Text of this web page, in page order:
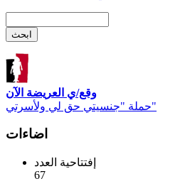
وقع/ي العريضة الآن
حملة "جنسيتي حق لي ولأسرتي"
اضاءات
إفتتاحية العدد
67